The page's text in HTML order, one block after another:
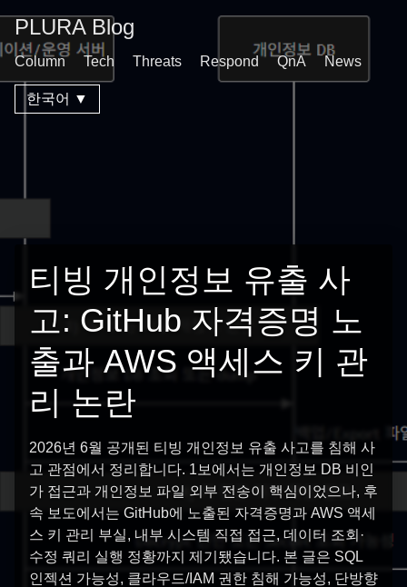
PLURA Blog
Column Tech Threats Respond QnA News
한국어 ▼
티빙 개인정보 유출 사
고: GitHub 자격증명 노
출과 AWS 액세스 키 관
리 논란
2026년 6월 공개된 티빙 개인정보 유출 사고를 침해 사
고 관점에서 정리합니다. 1보에서는 개인정보 DB 비인
가 접근과 개인정보 파일 외부 전송이 핵심이었으나, 후
속 보도에서는 GitHub에 노출된 자격증명과 AWS 액세
스 키 관리 부실, 내부 시스템 직접 접근, 데이터 조회·
수정 쿼리 실행 정황까지 제기됐습니다. 본 글은 SQL
인젝션 가능성, 클라우드/IAM 권한 침해 가능성, 단방향